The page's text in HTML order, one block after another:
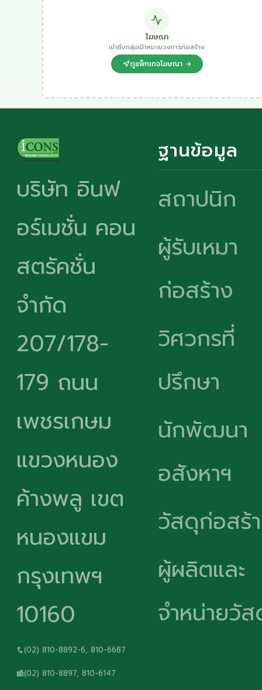
โฆษณา
เข้าถึงกลุ่มเป้าหมายวงการก่อสร้าง
ดูแพ็กเกจโฆษณา →
บริษัท อินฟ
อร์เมชั่น คอน
สตรัคชั่น
จำกัด
207/178-
179 ถนน
เพชรเกษม
แขวงหนอง
ค้างพลู เขต
หนองแขม
กรุงเทพฯ
10160
(02) 810-8892-6, 810-6687
(02) 810-8897, 810-6147
ฐานข้อมูล
สถาปนิก
ผู้รับเหมา
ก่อสร้าง
วิศวกรที่
ปรึกษา
นักพัฒนา
อสังหาฯ
วัสดุก่อสร้
ผู้ผลิตและ
จำหน่ายวั